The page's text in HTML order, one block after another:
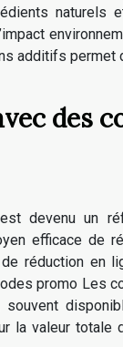
naturels
additifs permet
des
devenu un
efficace de
réduction en
promo Les
souvent
valeur totale